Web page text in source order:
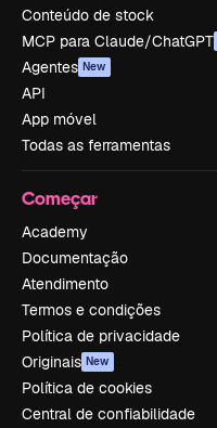
Conteúdo de stock
MCP para Claude/ChatGPT
Agentes New
API
App móvel
Todas as ferramentas
Começar
Academy
Documentação
Atendimento
Termos e condições
Política de privacidade
Originais New
Política de cookies
Central de confiabilidade